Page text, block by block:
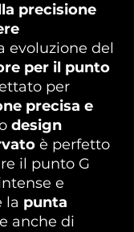
precisione
evoluzione del
per il punto
per
precisa e
design
è perfetto
il punto G
e
la punta
anche di